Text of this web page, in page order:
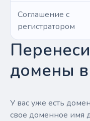
Соглашение с
регистратором
домены
У вас уже есть
свое доменное имя